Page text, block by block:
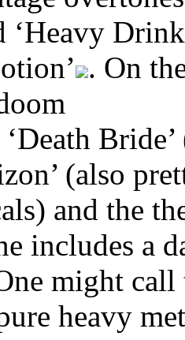
. On
‘Death
(also
and the
includes a
might
heavy